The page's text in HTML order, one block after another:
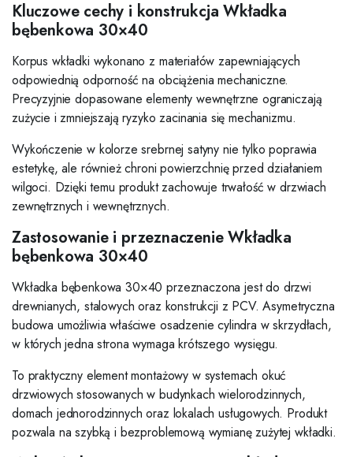
Kluczowe cechy i konstrukcja Wkładka
bębenkowa 30×40
Korpus wkładki wykonano z materiałów zapewniających
odpowiednią odporność na obciążenia mechaniczne.
Precyzyjnie dopasowane elementy wewnętrzne ograniczają
zużycie i zmniejszają ryzyko zacinania się mechanizmu.
Wykończenie w kolorze srebrnej satyny nie tylko poprawia
estetykę, ale również chroni powierzchnię przed działaniem
wilgoci. Dzięki temu produkt zachowuje trwałość w drzwiach
zewnętrznych i wewnętrznych.
Zastosowanie i przeznaczenie Wkładka
bębenkowa 30×40
Wkładka bębenkowa 30×40 przeznaczona jest do drzwi
drewnianych, stalowych oraz konstrukcji z PCV. Asymetryczna
budowa umożliwia właściwe osadzenie cylindra w skrzydłach,
w których jedna strona wymaga krótszego wysięgu.
To praktyczny element montażowy w systemach okuć
drzwiowych stosowanych w budynkach wielorodzinnych,
domach jednorodzinnych oraz lokalach usługowych. Produkt
pozwala na szybką i bezproblemową wymianę zużytej wkładki.